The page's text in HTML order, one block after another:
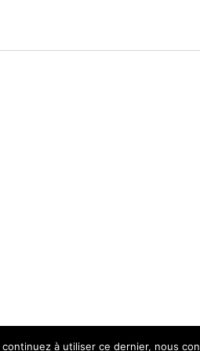
à utiliser ce dernier, nous